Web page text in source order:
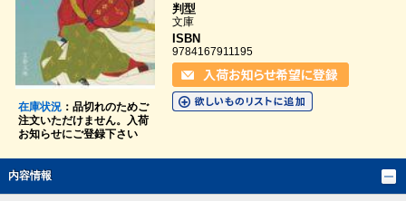
在庫状況：品切れのためご
注文いただけません。入荷
お知らせにご登録下さい
判型
文庫
ISBN
9784167911195
内容情報